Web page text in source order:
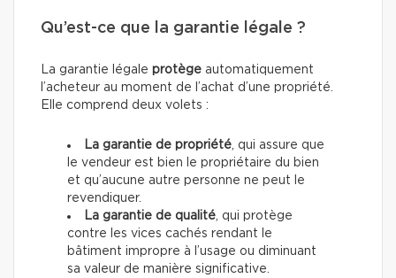
Qu’est-ce que la garantie légale ?
La garantie légale protège automatiquement
l’acheteur au moment de l’achat d’une propriété.
Elle comprend deux volets :
La garantie de propriété , qui assure que
le vendeur est bien le propriétaire du bien
et qu’aucune autre personne ne peut le
revendiquer.
La garantie de qualité , qui protège
contre les vices cachés rendant le
bâtiment impropre à l’usage ou diminuant
sa valeur de manière significative.